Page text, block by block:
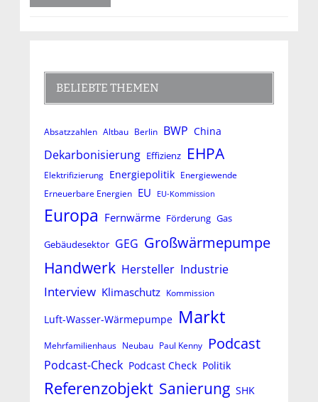
BELIEBTE THEMEN
Absatzzahlen Altbau Berlin BWP China
Dekarbonisierung Effizienz EHPA
Elektrifizierung Energiepolitik Energiewende
Erneuerbare Energien EU EU-Kommission
Europa Fernwärme Förderung Gas
Gebäudesektor GEG Großwärmepumpe
Handwerk Hersteller Industrie
Interview Klimaschutz Kommission
Luft-Wasser-Wärmepumpe Markt
Mehrfamilienhaus Neubau Paul Kenny Podcast
Podcast-Check Podcast Check Politik
Referenzobjekt Sanierung SHK